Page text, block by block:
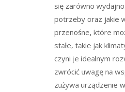
się zarówno
potrzeby oraz jakie
przenośne, które
stałe, takie jak
czyni je idealnym
zwrócić uwagę na
zużywa urządzenie